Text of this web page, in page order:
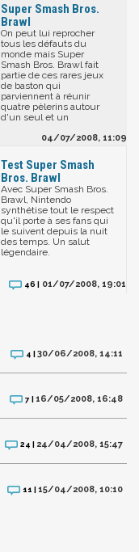
Super Smash Bros.
Brawl
On peut lui reprocher
tous les défauts du
monde mais Super
Smash Bros. Brawl fait
partie de ces rares jeux
de baston qui
parviennent à réunir
quatre pèlerins autour
d'un seul et un
04/07/2008, 11:09
Test Super Smash
Bros. Brawl
Avec Super Smash Bros.
Brawl, Nintendo
synthétise tout le respect
qu'il porte à ses fans qui
le suivent depuis la nuit
des temps. Un salut
légendaire.
46 | 01/07/2008, 19:01
4 |30/06/2008, 14:11
7 |16/05/2008, 16:48
24 | 24/04/2008, 15:47
11 |15/04/2008, 10:10